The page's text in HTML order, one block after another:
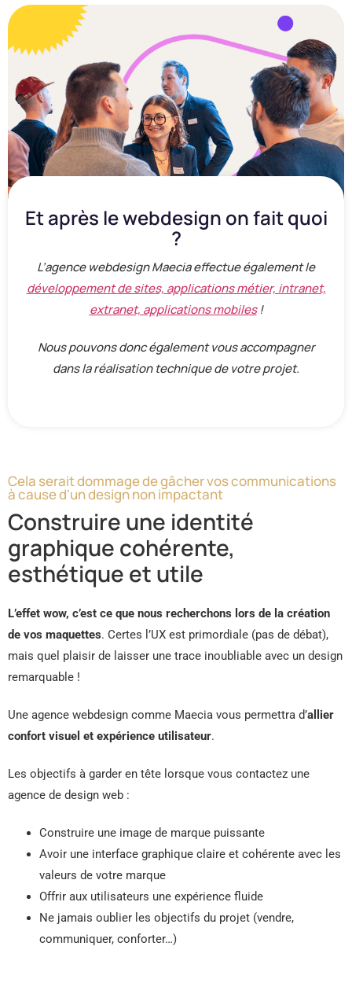
Cela serait dommage de gâcher vos communications
à cause d'un design non impactant
Construire une identité
graphique cohérente,
esthétique et utile
L’effet wow, c’est ce que nous recherchons lors de la création
de vos maquettes. Certes l’UX est primordiale (pas de débat),
mais quel plaisir de laisser une trace inoubliable avec un design
remarquable !
Une agence webdesign comme Maecia vous permettra d’allier
confort visuel et expérience utilisateur.
Les objectifs à garder en tête lorsque vous contactez une
agence de design web :
Construire une image de marque puissante
Avoir une interface graphique claire et cohérente avec les
valeurs de votre marque
Offrir aux utilisateurs une expérience fluide
Ne jamais oublier les objectifs du projet (vendre,
communiquer, conforter…)
Et après le webdesign on fait quoi
?
L’agence webdesign Maecia effectue également le
développement de sites, applications métier, intranet,
extranet, applications mobiles!
Nous pouvons donc également vous accompagner
dans la réalisation technique de votre projet.